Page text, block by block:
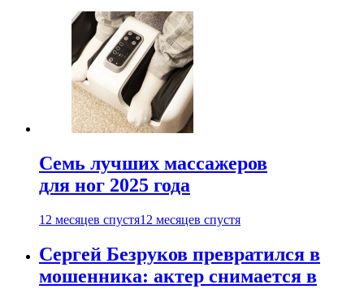
Семь лучших массажеров
для ног 2025 года
12 месяцев спустя12 месяцев спустя
Сергей Безруков превратился в
мошенника: актер снимается в